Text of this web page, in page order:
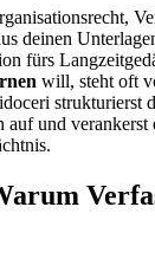
deinen
fürs
will, steht oft
strukturierst
auf und